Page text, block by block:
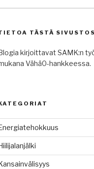
TÄSTÄ
kirjoittavat SAMK:n
Vähä0-hankkeessa.